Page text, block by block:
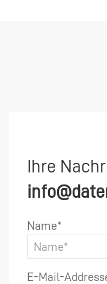
Ihre
Name*
E-Mail-